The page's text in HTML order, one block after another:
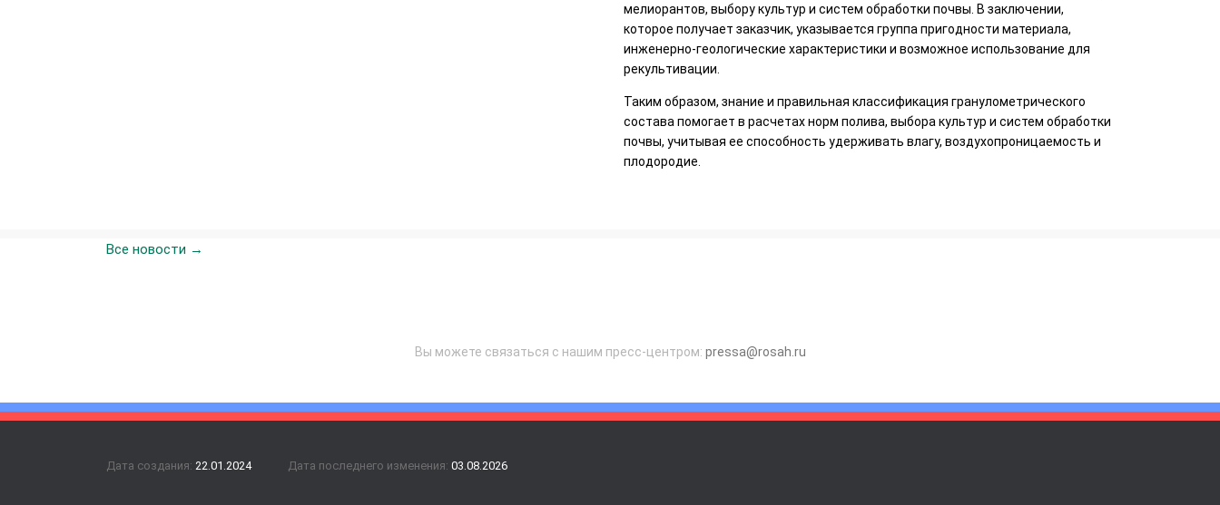
мелиорантов, выбору культур и систем обработки почвы. В заключении,
которое получает заказчик, указывается группа пригодности материала,
инженерно-геологические характеристики и возможное использование для
рекультивации.
Таким образом, знание и правильная классификация гранулометрического
состава помогает в расчетах норм полива, выбора культур и систем обработки
почвы, учитывая ее способность удерживать влагу, воздухопроницаемость и
плодородие.
Все новости →
Вы можете связаться с нашим пресс-центром: pressa@rosah.ru
Дата создания: 22.01.2024 Дата последнего изменения: 03.08.2026